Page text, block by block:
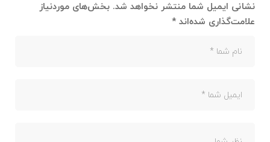
نشانی ایمیل شما منتشر نخواهد شد. بخش‌های موردنیاز
علامت‌گذاری شده‌اند *